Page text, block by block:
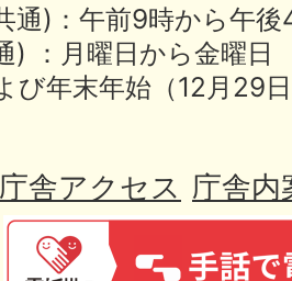
通)：午前9時から午
) ：月曜日から金曜日
び年末年始（12月29
庁舎アクセス 庁舎内